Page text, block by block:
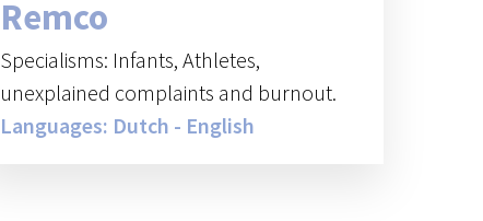
Remco
Specialisms: Infants, Athletes,
unexplained complaints and burnout.
Languages: Dutch - English